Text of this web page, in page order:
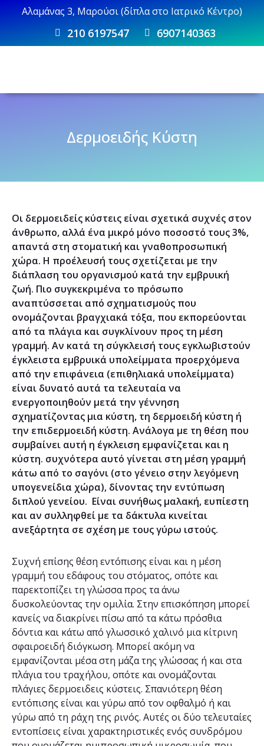
Αλαμάνας 3, Μαρούσι (δίπλα στο Ιατρικό Κέντρο)
210 6197547 6907140363
Δερμοειδής Κύστη
Οι δερμοειδείς κύστεις είναι σχετικά συχνές στον
άνθρωπο, αλλά ένα μικρό μόνο ποσοστό τους 3%,
απαντά στη στοματική και γναθοπροσωπική
χώρα. Η προέλευσή τους σχετίζεται με την
διάπλαση του οργανισμού κατά την εμβρυική
ζωή. Πιο συγκεκριμένα το πρόσωπο
αναπτύσσεται από σχηματισμούς που
ονομάζονται βραγχιακά τόξα, που εκπορεύονται
από τα πλάγια και συγκλίνουν προς τη μέση
γραμμή. Αν κατά τη σύγκλεισή τους εγκλωβιστούν
έγκλειστα εμβρυικά υπολείμματα προερχόμενα
από την επιφάνεια (επιθηλιακά υπολείμματα)
είναι δυνατό αυτά τα τελευταία να
ενεργοποιηθούν μετά την γέννηση
σχηματίζοντας μια κύστη, τη δερμοειδή κύστη ή
την επιδερμοειδή κύστη. Ανάλογα με τη θέση που
συμβαίνει αυτή η έγκλειση εμφανίζεται και η
κύστη. συχνότερα αυτό γίνεται στη μέση γραμμή
κάτω από το σαγόνι (στο γένειο στην λεγόμενη
υπογενείδια χώρα), δίνοντας την εντύπωση
διπλού γενείου. Είναι συνήθως μαλακή, ευπίεστη
και αν συλληφθεί με τα δάκτυλα κινείται
ανεξάρτητα σε σχέση με τους γύρω ιστούς.
Συχνή επίσης θέση εντόπισης είναι και η μέση
γραμμή του εδάφους του στόματος, οπότε και
παρεκτοπίζει τη γλώσσα προς τα άνω
δυσκολεύοντας την ομιλία. Στην επισκόπηση μπορεί
κανείς να διακρίνει πίσω από τα κάτω πρόσθια
δόντια και κάτω από γλωσσικό χαλινό μια κίτρινη
σφαιροειδή διόγκωση. Μπορεί ακόμη να
εμφανίζονται μέσα στη μάζα της γλώσσας ή και στα
πλάγια του τραχήλου, οπότε και ονομάζονται
πλάγιες δερμοειδεις κύστεις. Σπανιότερη θέση
εντόπισης είναι και γύρω από τον οφθαλμό ή και
γύρω από τη ράχη της ρινός. Αυτές οι δύο τελευταίες
εντοπίσεις είναι χαρακτηριστικές ενός συνδρόμου